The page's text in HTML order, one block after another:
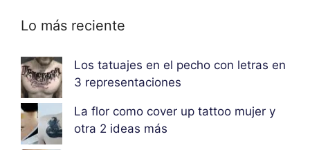
Lo más reciente
Los tatuajes en el pecho con letras en
3 representaciones
La flor como cover up tattoo mujer y
otra 2 ideas más